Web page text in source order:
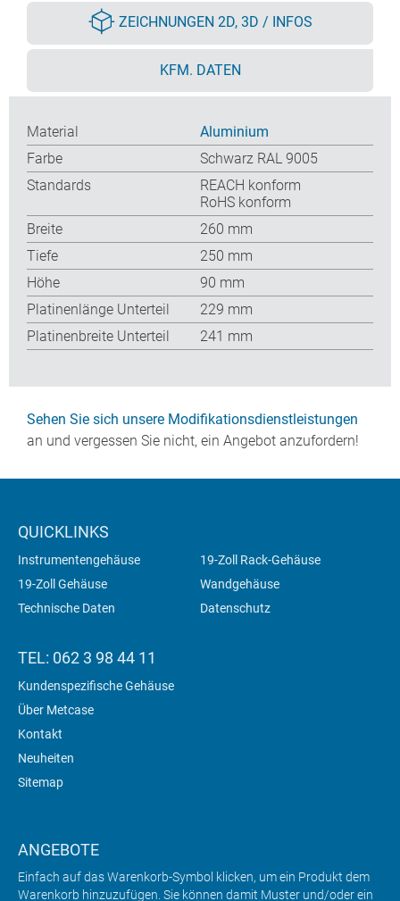
ZEICHNUNGEN 2D, 3D / INFOS
KFM. DATEN
Material
Aluminium
Farbe
Schwarz RAL 9005
Standards
REACH konform
RoHS konform
Breite
260 mm
Tiefe
250 mm
Höhe
90 mm
Platinenlänge Unterteil
229 mm
Platinenbreite Unterteil
241 mm
Sehen Sie sich unsere Modifikationsdienstleistungen
an und vergessen Sie nicht, ein Angebot anzufordern!
QUICKLINKS
Instrumentengehäuse
19-Zoll Rack-Gehäuse
19-Zoll Gehäuse
Wandgehäuse
Technische Daten
Datenschutz
TEL: 062 3 98 44 11
Kundenspezifische Gehäuse
Über Metcase
Kontakt
Neuheiten
Sitemap
ANGEBOTE
Einfach auf das Warenkorb-Symbol klicken, um ein Produkt dem
Warenkorb hinzuzufügen. Sie können damit Muster und/oder ein